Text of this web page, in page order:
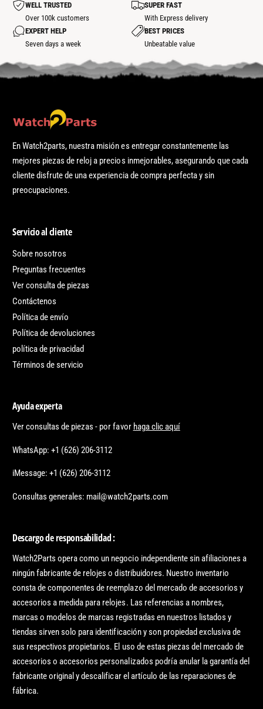
G
U
L
A
R
E
V
E
N
T
A
E
G
U
L
A
R
WELL TRUSTED
Over 100k customers
SUPER FAST
With Express delivery
EXPERT HELP
Seven days a week
BEST PRICES
Unbeatable value
En Watch2parts, nuestra misión es entregar constantemente las
mejores piezas de reloj a precios inmejorables, asegurando que cada
cliente disfrute de una experiencia de compra perfecta y sin
preocupaciones.
Servicio al cliente
Sobre nosotros
Preguntas frecuentes
Ver consulta de piezas
Contáctenos
Política de envío
Política de devoluciones
política de privacidad
Términos de servicio
Ayuda experta
Ver consultas de piezas - por favor haga clic aquí
WhatsApp: +1 (626) 206-3112
iMessage: +1 (626) 206-3112
Consultas generales: mail@watch2parts.com
Descargo de responsabilidad :
Watch2Parts opera como un negocio independiente sin afiliaciones a
ningún fabricante de relojes o distribuidores. Nuestro inventario
consta de componentes de reemplazo del mercado de accesorios y
accesorios a medida para relojes. Las referencias a nombres,
marcas o modelos de marcas registradas en nuestros listados y
tiendas sirven solo para identificación y son propiedad exclusiva de
sus respectivos propietarios. El uso de estas piezas del mercado de
accesorios o accesorios personalizados podría anular la garantía del
fabricante original y descalificar el artículo de las reparaciones de
fábrica.